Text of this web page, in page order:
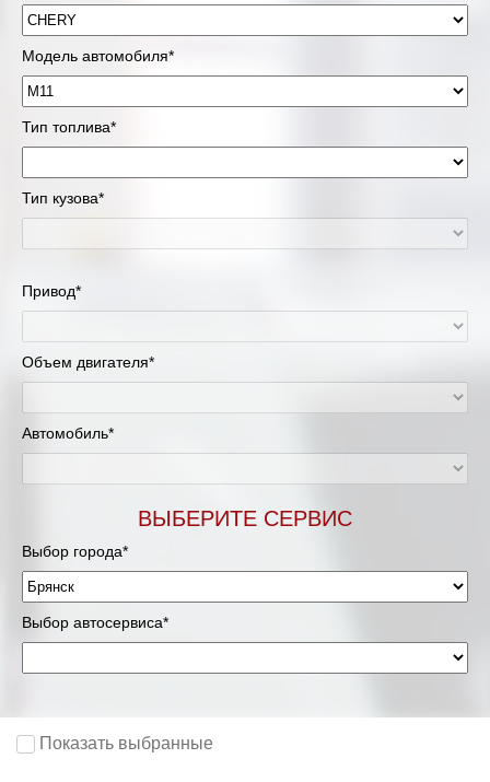
Модель автомобиля*
Тип топлива*
Тип кузова*
Привод*
Объем двигателя*
Автомобиль*
ВЫБЕРИТЕ СЕРВИС
Выбор города*
Выбор автосервиса*
Показать выбранные